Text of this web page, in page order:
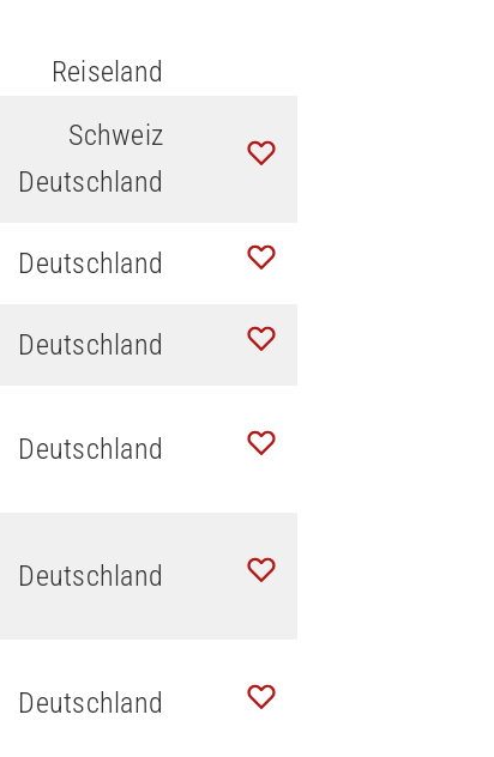
Reiseland
Schweiz
Deutschland
Deutschland
Deutschland
Deutschland
Deutschland
Deutschland